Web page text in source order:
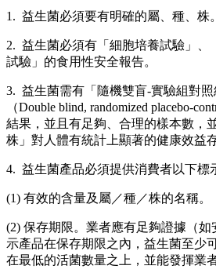
1. 益生菌必須要有明確的屬、種、株。
2. 益生菌必須有「細胞培養試驗」、
試驗」的食用性安全報告。
3. 益生菌需有「隨機雙盲-實驗組對照
（Double blind, randomized placebo-
結果，並且有足夠、合理的樣本數，
株」對人體有統計上顯著的健康效益存
4. 益生菌產品必須提供消費者以下標
(1) 有效的含量及屬／種／株的名稱。
(2) 保存期限。業者應有足夠證據（
示產品在保存期限之內，益生菌至少
在最低的活菌數量之上，並能發揮業